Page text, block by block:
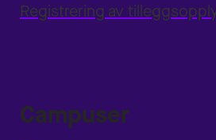
Registrering av
Campuser